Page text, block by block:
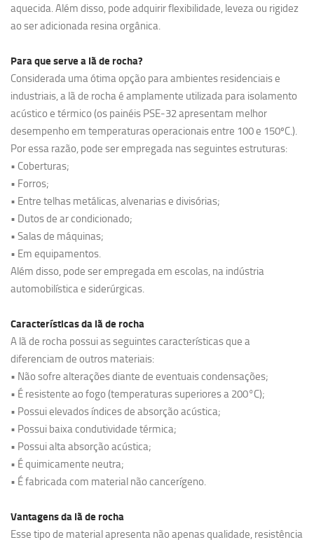
aquecida. Além disso, pode adquirir flexibilidade, leveza ou rigidez
ao ser adicionada resina orgânica.
Para que serve a lã de rocha?
Considerada uma ótima opção para ambientes residenciais e
industriais, a lã de rocha é amplamente utilizada para isolamento
acústico e térmico (os painéis PSE-32 apresentam melhor
desempenho em temperaturas operacionais entre 100 e 150ºC.).
Por essa razão, pode ser empregada nas seguintes estruturas:
• Coberturas;
• Forros;
• Entre telhas metálicas, alvenarias e divisórias;
• Dutos de ar condicionado;
• Salas de máquinas;
• Em equipamentos.
Além disso, pode ser empregada em escolas, na indústria
automobilística e siderúrgicas.
Características da lã de rocha
A lã de rocha possui as seguintes características que a
diferenciam de outros materiais:
• Não sofre alterações diante de eventuais condensações;
• É resistente ao fogo (temperaturas superiores a 200°C);
• Possui elevados índices de absorção acústica;
• Possui baixa condutividade térmica;
• Possui alta absorção acústica;
• É quimicamente neutra;
• É fabricada com material não cancerígeno.
Vantagens da lã de rocha
Esse tipo de material apresenta não apenas qualidade, resistência